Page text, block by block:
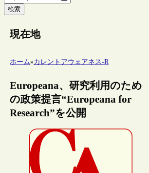
検索
現在地
ホーム»カレントアウェアネス-R
Europeana、研究利用のため
の政策提言“Europeana for
Research”を公開